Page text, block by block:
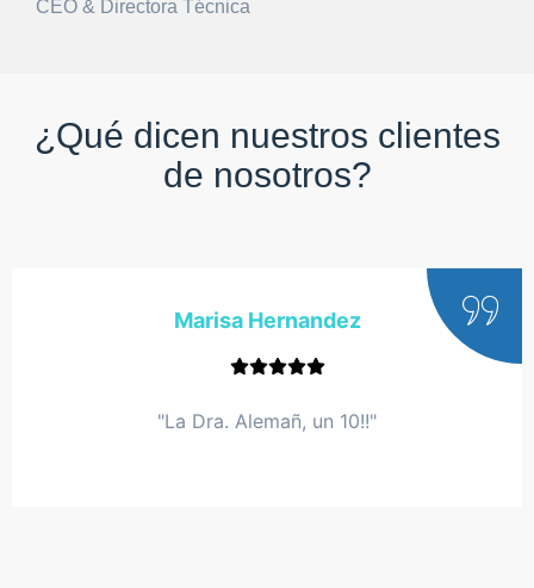
CEO & Directora Técnica
¿Qué dicen nuestros clientes
de nosotros?
Marisa Hernandez
"La Dra. Alemañ, un 10!!"